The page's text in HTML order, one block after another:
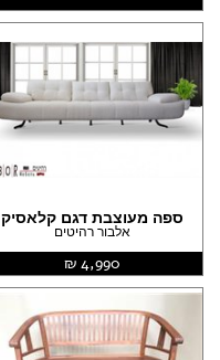
(2)
(2)
(2)
(2)
(1)
(1)
(1)
(5)
(1)
(1)
(1)
ספה מעוצבת דגם קלאסיק
אלבור רהיטים
4,990 ‏₪